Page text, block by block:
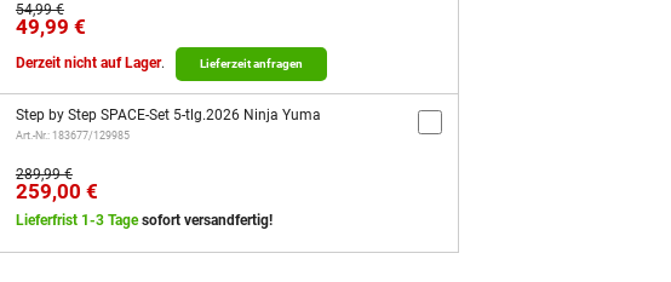
54,99 €
49,99 €
Derzeit nicht auf Lager. Lieferzeit anfragen
Step by Step SPACE-Set 5-tlg.2026 Ninja Yuma
Art.-Nr.: 183677/129985
289,99 €
259,00 €
Lieferfrist 1-3 Tagesofort versandfertig!